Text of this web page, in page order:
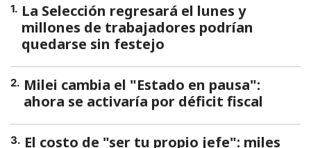
1. La Selección regresará el lunes y
millones de trabajadores podrían
quedarse sin festejo
2. Milei cambia el "Estado en pausa":
ahora se activaría por déficit fiscal
3. El costo de "ser tu propio jefe": miles